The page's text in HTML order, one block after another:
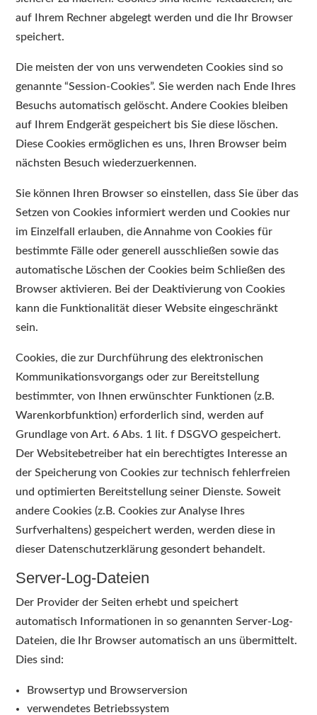
auf Ihrem Rechner abgelegt werden und die Ihr Browser
speichert.
Die meisten der von uns verwendeten Cookies sind so
genannte “Session-Cookies”. Sie werden nach Ende Ihres
Besuchs automatisch gelöscht. Andere Cookies bleiben
auf Ihrem Endgerät gespeichert bis Sie diese löschen.
Diese Cookies ermöglichen es uns, Ihren Browser beim
nächsten Besuch wiederzuerkennen.
Sie können Ihren Browser so einstellen, dass Sie über das
Setzen von Cookies informiert werden und Cookies nur
im Einzelfall erlauben, die Annahme von Cookies für
bestimmte Fälle oder generell ausschließen sowie das
automatische Löschen der Cookies beim Schließen des
Browser aktivieren. Bei der Deaktivierung von Cookies
kann die Funktionalität dieser Website eingeschränkt
sein.
Cookies, die zur Durchführung des elektronischen
Kommunikationsvorgangs oder zur Bereitstellung
bestimmter, von Ihnen erwünschter Funktionen (z.B.
Warenkorbfunktion) erforderlich sind, werden auf
Grundlage von Art. 6 Abs. 1 lit. f DSGVO gespeichert.
Der Websitebetreiber hat ein berechtigtes Interesse an
der Speicherung von Cookies zur technisch fehlerfreien
und optimierten Bereitstellung seiner Dienste. Soweit
andere Cookies (z.B. Cookies zur Analyse Ihres
Surfverhaltens) gespeichert werden, werden diese in
dieser Datenschutzerklärung gesondert behandelt.
Server-Log-Dateien
Der Provider der Seiten erhebt und speichert
automatisch Informationen in so genannten Server-Log-
Dateien, die Ihr Browser automatisch an uns übermittelt.
Dies sind:
Browsertyp und Browserversion
verwendetes Betriebssystem